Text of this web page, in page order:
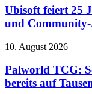
Reihe
an
25
Jahre
Ghost
mit
Update
und
Ubisoft feiert 25
und
Palworld
Scalper
treiben
seltene
10. August 2026
Palworld TCG:
bereits auf